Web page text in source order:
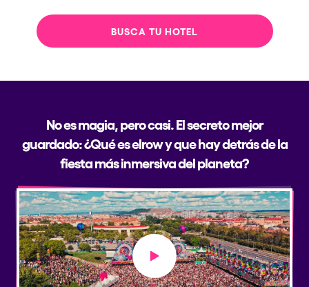
BUSCA TU HOTEL
No es magia, pero casi. El secreto mejor
guardado: ¿Qué es elrow y que hay detrás de la
fiesta más inmersiva del planeta?
Play video